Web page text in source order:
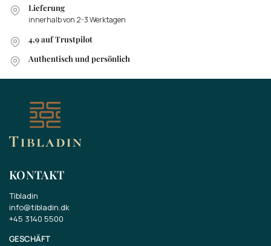
Lieferung
innerhalb von 2-3 Werktagen
4,9 auf Trustpilot
Authentisch und persönlich
KONTAKT
Tibladin
info@tibladin.dk
+45 3140 5500
GESCHÄFT